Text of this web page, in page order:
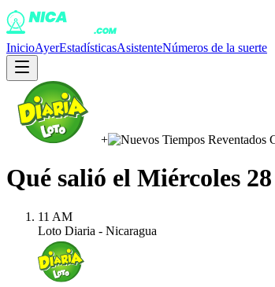
InicioAyerEstadísticasAsistenteNúmeros de la suerte
+
Qué salió el Miércoles
11 AM
Loto Diaria - Nicaragua